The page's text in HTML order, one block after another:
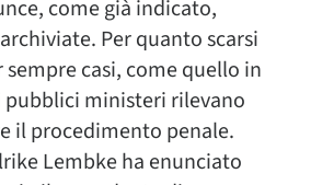
come già indicato,
Per quanto scarsi
casi, come quello in
pubblici ministeri rilevano
il procedimento penale.
Lembke ha enunciato